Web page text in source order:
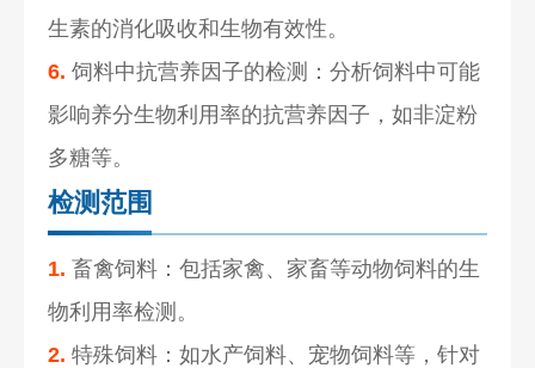
生素的消化吸收和生物有效性。
6. 饲料中抗营养因子的检测：分析饲料中可能
影响养分生物利用率的抗营养因子，如非淀粉
多糖等。
检测范围
1. 畜禽饲料：包括家禽、家畜等动物饲料的生
物利用率检测。
2. 特殊饲料：如水产饲料、宠物饲料等，针对